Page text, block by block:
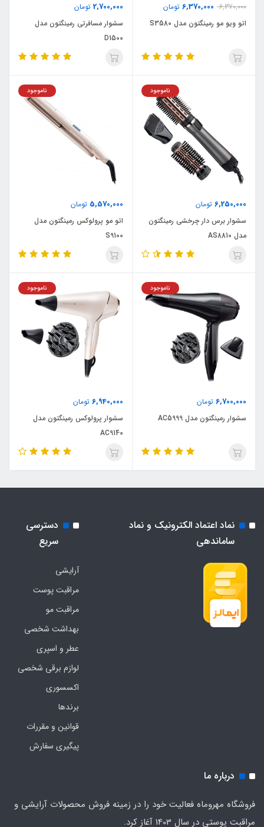
6,370,000
6,370,000 تومان
اتو ویو مو رمینگتون مدل S3580
2,700,000 تومان
سشوار مسافرتی رمینگتون مدل
D1500
6,250,000 تومان
ناموجود
سشوار برس دار چرخشی رمینگتون
مدل AS8810
5,570,000 تومان
ناموجود
اتو مو پرولوکس رمینگتون مدل
S9100
6,700,000 تومان
ناموجود
سشوار رمینگتون مدل AC5999
6,940,000 تومان
ناموجود
سشوار پرولوکس رمینگتون مدل
AC9140
نماد اعتماد الکترونیک و نماد
ساماندهی
دسترسی
سریع
آرایشی
مراقبت پوست
مراقبت مو
بهداشت شخصی
عطر و اسپری
لوازم برقی شخصی
اکسسوری
برندها
قوانین و مقررات
پیگیری سفارش
درباره ما
فروشگاه مهروماه فعالیت خود را در زمینه فروش محصولات آرایشی و
مراقبت پوستی در سال 1403 آغاز کرد.